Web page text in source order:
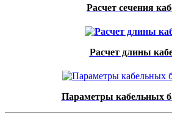
Расчет сечения
Расчет длины
Параметры кабельных